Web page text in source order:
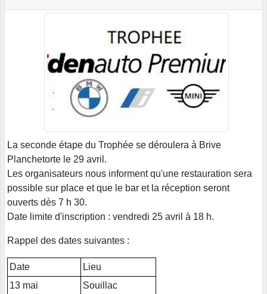
La seconde étape du Trophée se déroulera à Brive
Planchetorte le 29 avril.
Les organisateurs nous informent qu'une restauration sera
possible sur place et que le bar et la réception seront
ouverts dès 7 h 30.
Date limite d'inscription : vendredi 25 avril à 18 h.
Rappel des dates suivantes :
Date
Lieu
13 mai
Souillac